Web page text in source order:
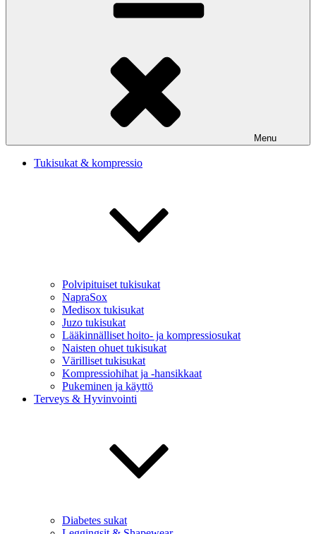
Menu
Tukisukat & kompressio
Polvipituiset tukisukat
NapraSox
Medisox tukisukat
Juzo tukisukat
Lääkinnälliset hoito- ja kompressiosukat
Naisten ohuet tukisukat
Värilliset tukisukat
Kompressiohihat ja -hansikkaat
Pukeminen ja käyttö
Terveys & Hyvinvointi
Diabetes sukat